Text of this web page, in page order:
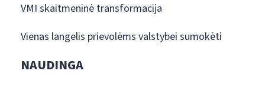
VMI skaitmeninė transformacija
Vienas langelis prievolėms valstybei sumokėti
NAUDINGA